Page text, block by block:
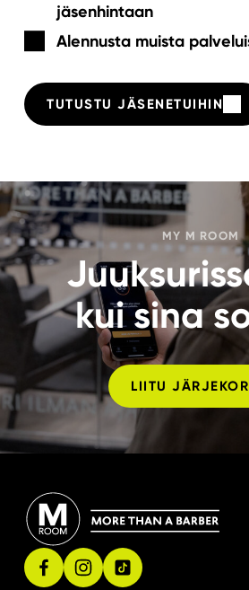
jäsenhintaan
Alennusta muista
TUTUSTU JÄSENETUIHIN
MY M ROOM
­kui sina
LIITU